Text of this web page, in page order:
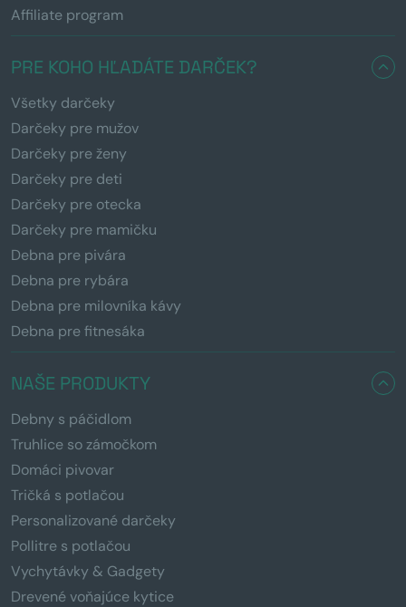
Affiliate program
PRE KOHO HĽADÁTE DARČEK?
Všetky darčeky
Darčeky pre mužov
Darčeky pre ženy
Darčeky pre deti
Darčeky pre otecka
Darčeky pre mamičku
Debna pre pivára
Debna pre rybára
Debna pre milovníka kávy
Debna pre fitnesáka
NAŠE PRODUKTY
Debny s páčidlom
Truhlice so zámočkom
Domáci pivovar
Tričká s potlačou
Personalizované darčeky
Pollitre s potlačou
Vychytávky & Gadgety
Drevené voňajúce kytice